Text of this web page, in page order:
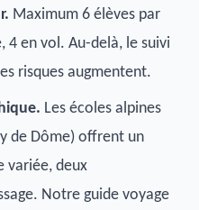
Maximum 6 élèves par
en vol. Au-delà, le suivi
risques augmentent.
Les écoles alpines
de Dôme) offrent un
variée, deux
Notre guide voyage